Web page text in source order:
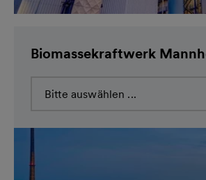
Biomassekraftwerk
Bitte auswählen ...